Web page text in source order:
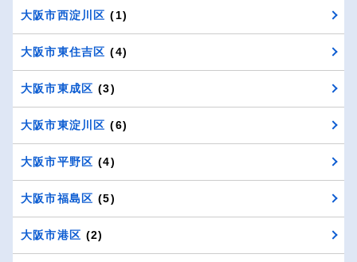
大阪市西淀川区 (1)
大阪市東住吉区 (4)
大阪市東成区 (3)
大阪市東淀川区 (6)
大阪市平野区 (4)
大阪市福島区 (5)
大阪市港区 (2)